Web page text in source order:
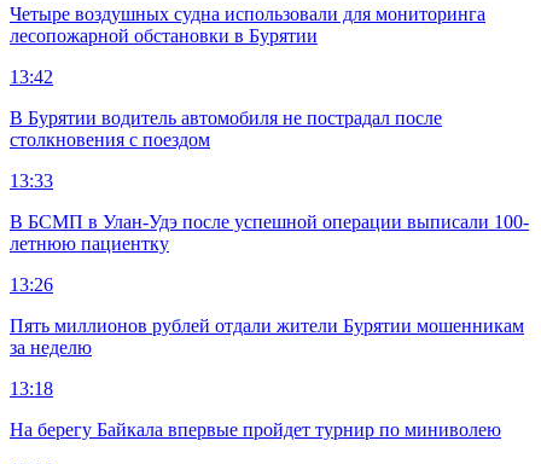
Четыре воздушных судна использовали для мониторинга
лесопожарной обстановки в Бурятии
13:42
В Бурятии водитель автомобиля не пострадал после
столкновения с поездом
13:33
В БСМП в Улан-Удэ после успешной операции выписали 100-
летнюю пациентку
13:26
Пять миллионов рублей отдали жители Бурятии мошенникам
за неделю
13:18
На берегу Байкала впервые пройдет турнир по миниволею